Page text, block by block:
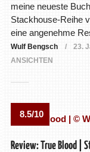
meine neueste
Stackhouse-Reihe
eine angenehme
Wulf Bengsch 23.
ANSICHTEN
8.5/10
Review: True Blood |